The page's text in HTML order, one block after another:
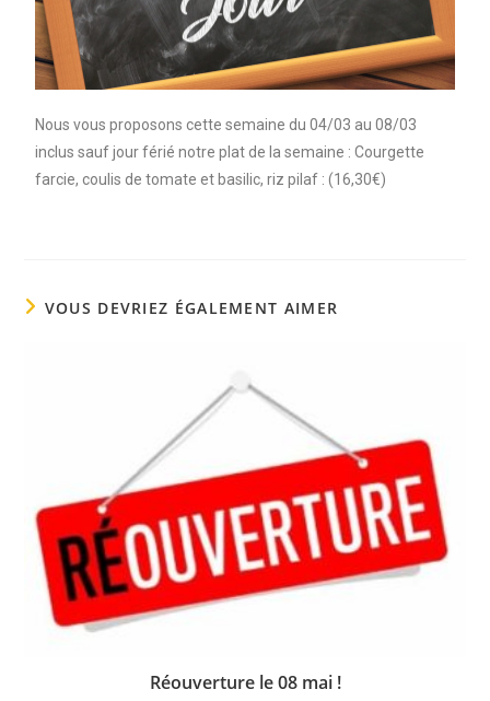
Nous vous proposons cette semaine du 04/03 au 08/03
inclus sauf jour férié notre plat de la semaine : Courgette
farcie, coulis de tomate et basilic, riz pilaf : (16,30€)
VOUS DEVRIEZ ÉGALEMENT AIMER
Réouverture le 08 mai !